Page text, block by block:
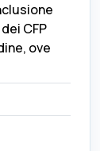
CFP
ove